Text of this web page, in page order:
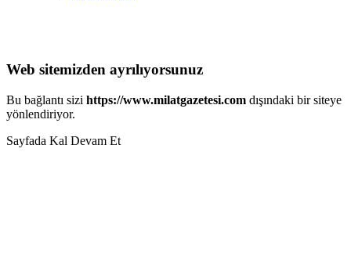
Web sitemizden ayrılıyorsunuz
Bu bağlantı sizi https://www.milatgazetesi.com dışındaki bir siteye
yönlendiriyor.
Sayfada Kal Devam Et